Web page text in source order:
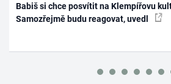
Babiš si chce posvítit na Klempířovu
Samozřejmě budu reagovat, uvedl